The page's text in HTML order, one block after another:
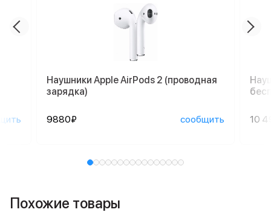
Наушники Apple AirPods 2 (проводная
зарядка)
9880₽ сообщить 10
Похожие товары